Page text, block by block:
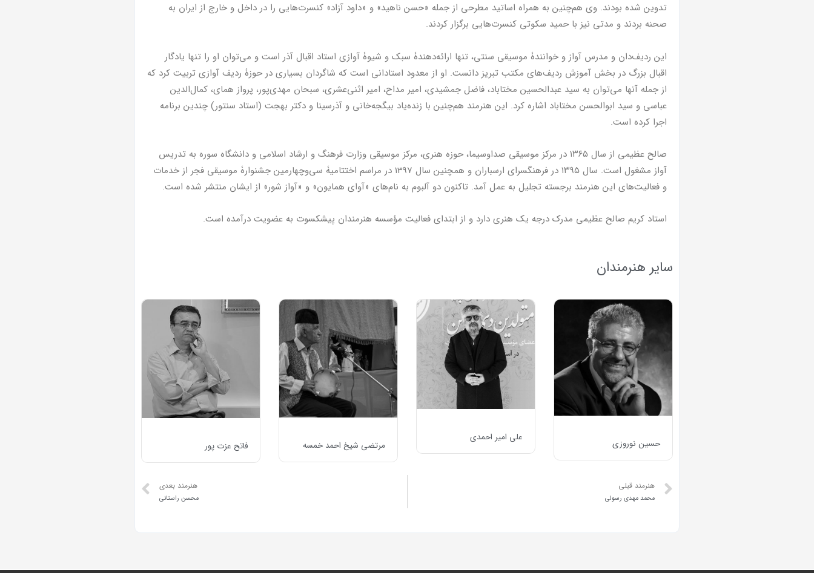
تدوین شده بودند. وی هم‌چنین به همراه اساتید مطرحی از جمله «حسن ناهید» و «داود آزاد» کنسرت‌هایی را در داخل و خارج از ایران به
صحنه بردند و مدتی نیز با حمید سکوتی کنسرت‌هایی برگزار کردند.
این ردیف‌دان و مدرس آواز و خوانندۀ موسیقی سنتی، تنها ارائه‌دهندۀ سبک و شیوۀ آوازی استاد اقبال آذر است و می‌توان او را تنها یادگار
اقبال بزرگ در بخش آموزش ردیف‌های مکتب تبریز دانست. او از معدود استادانی است که شاگردان بسیاری در حوزۀ ردیف آوازی تربیت کرد که
از جمله آنها می‌توان به سید عبدالحسین مختاباد، فاضل جمشیدی، امیر مداح، امیر اثنی‌عشری، سبحان مهدی‌پور، پرواز همای، کمال‌الدین
عباسی و سید ابوالحسن مختاباد اشاره کرد. این هنرمند هم‌چنین با زنده‌یاد بیگجه‌خانی و آذرسینا و دکتر بهجت (استاد سنتور) چندین برنامه
اجرا کرده است.
صالح ‌عظیمی از سال ۱۳۶۵ در مرکز موسیقی صداوسیما، حوزه هنری، مرکز موسیقی وزارت فرهنگ و ارشاد اسلامی و دانشگاه سوره به تدریس
آواز مشغول است. سال ۱۳۹۵ در فرهنگسرای ارسباران و همچنین سال 1397 در مراسم اختتامیۀ سی‌وچهارمین جشنوارۀ موسیقی فجر از خدمات
و فعالیت‌های این هنرمند برجسته تجلیل به عمل آمد. تاکنون دو آلبوم به نام‌های «آوای همایون» و «آواز شور» از ایشان منتشر شده‌ است.
استاد کریم صالح ‌عظیمی مدرک درجه یک هنری دارد و از ابتدای فعالیت مؤسسه هنرمندان پیشکسوت به عضویت درآمده است.
سایر هنرمندان
حسین نوروزی
علی امیر احمدی
مرتضی شیخ احمد خمسه فاتح عزت پور
هنرمند قبلی
محمد مهدي رسولي
هنرمند بعدی
محسن راستانی